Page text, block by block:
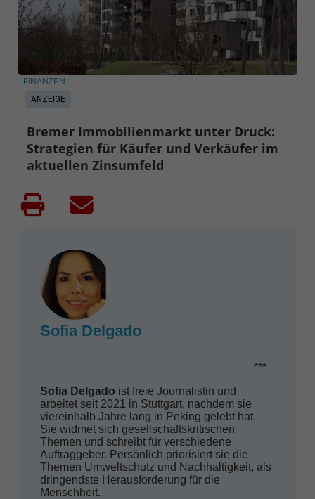
ANZEIGE
FINANZEN
Bremer Immobilienmarkt unter Druck:
Strategien für Käufer und Verkäufer im
aktuellen Zinsumfeld
Sofia Delgado
***
Sofia Delgado ist freie Journalistin und
arbeitet seit 2021 in Stuttgart, nachdem sie
viereinhalb Jahre lang in Peking gelebt hat.
Sie widmet sich gesellschaftskritischen
Themen und schreibt für verschiedene
Auftraggeber. Persönlich priorisiert sie die
Themen Umweltschutz und Nachhaltigkeit, als
dringendste Herausforderung für die
Menschheit.